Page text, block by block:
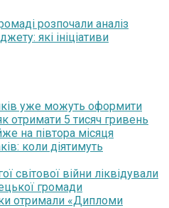
розпочали аналіз
які ініціативи
уже можуть оформити
отримати 5 тисяч гривень
на півтора місяця
коли діятимуть
світової війни ліквідували
громади
отримали «Дипломи